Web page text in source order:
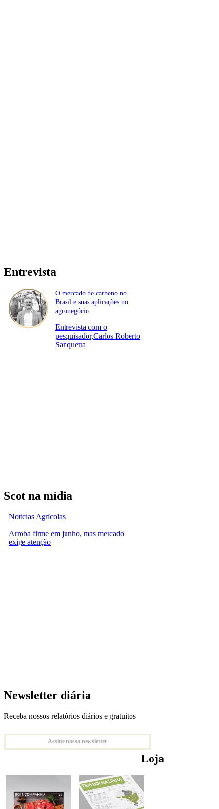
Entrevista
O mercado de carbono no
Brasil e suas aplicações no
agronegócio
Entrevista com o
pesquisador,Carlos Roberto
Sanquetta
Scot na mídia
Notícias Agrícolas
Arroba firme em junho, mas mercado
exige atenção
Newsletter diária
Receba nossos relatórios diários e gratuitos
Assine nossa newsletter
Loja